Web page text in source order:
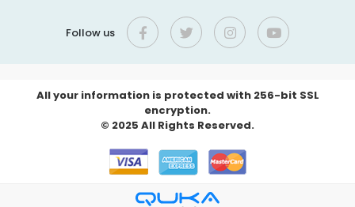
Follow us
All your information is protected with 256-bit SSL
encryption.
© 2025 All Rights Reserved.